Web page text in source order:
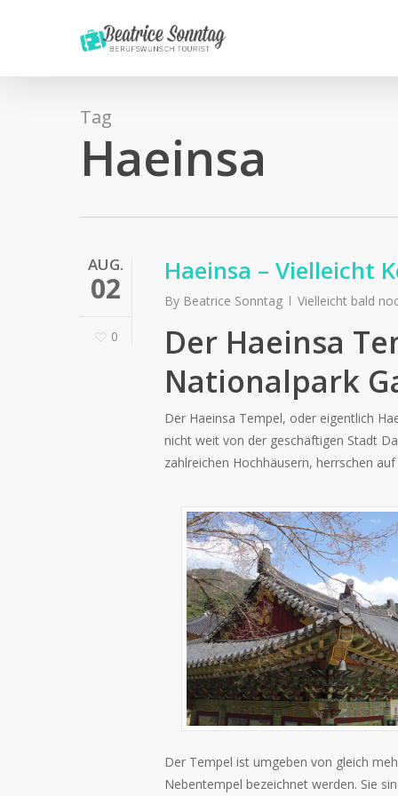
content
Tag
Haeinsa
AUG.
02
0
Haeinsa – Vielleicht
By Beatrice Sonntag Vielleicht bald
Der Haeinsa
Nationalpark
Der Haeinsa Tempel, oder eigentlich
nicht weit von der geschäftigen Stadt
zahlreichen Hochhäusern, herrschen
Der Tempel ist umgeben von gleich
Nebentempel bezeichnet werden. Sie